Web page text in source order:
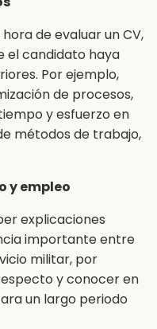
de evaluar un CV,
el candidato haya
Por ejemplo,
de procesos,
y esfuerzo en
métodos de trabajo,
y empleo
explicaciones
importante entre
militar, por
y conocer en
un largo periodo